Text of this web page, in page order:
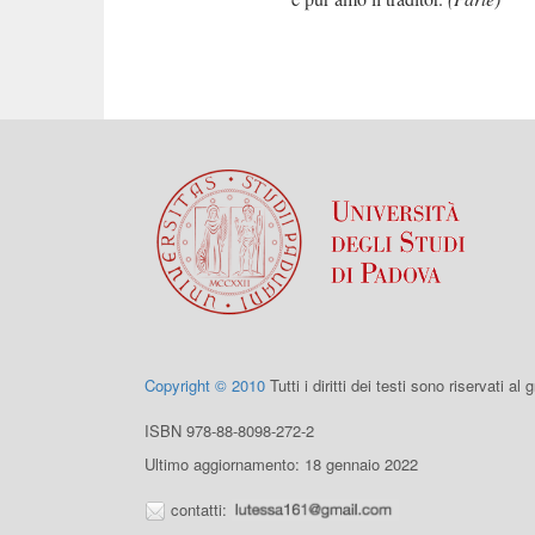
Copyright © 2010 Tutti i diritti dei testi sono riservati al
ISBN 978-88-8098-272-2
Ultimo aggiornamento: 18 gennaio 2022
contatti: